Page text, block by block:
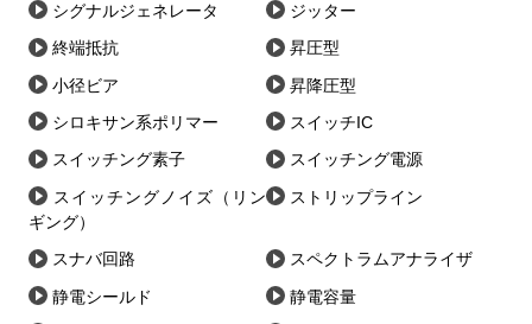
シグナルジェネレータ ジッター
終端抵抗 昇圧型
小径ビア 昇降圧型
シロキサン系ポリマー スイッチIC
スイッチング素子 スイッチング電源
スイッチングノイズ（リン
ギング）
ストリップライン
スナバ回路 スペクトラムアナライザ
静電シールド 静電容量